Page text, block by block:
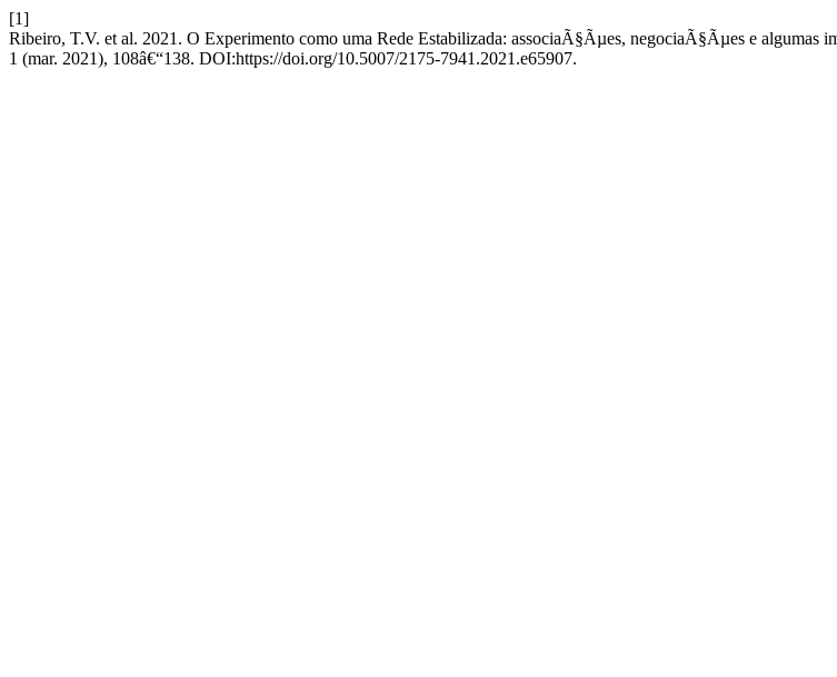
[1]
Ribeiro, T.V. et al. 2021. O Experimento como uma Rede Estabilizada: associaÃ§Ãµes, negociaÃ§Ãµes e algumas
1 (mar. 2021), 108â€“138. DOI:https://doi.org/10.5007/2175-7941.2021.e65907.